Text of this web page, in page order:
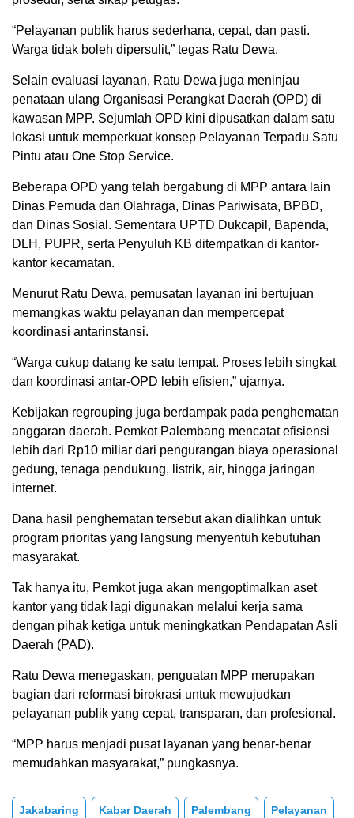
“Pelayanan publik harus sederhana, cepat, dan pasti.
Warga tidak boleh dipersulit,” tegas Ratu Dewa.
Selain evaluasi layanan, Ratu Dewa juga meninjau
penataan ulang Organisasi Perangkat Daerah (OPD) di
kawasan MPP. Sejumlah OPD kini dipusatkan dalam satu
lokasi untuk memperkuat konsep Pelayanan Terpadu Satu
Pintu atau One Stop Service.
Beberapa OPD yang telah bergabung di MPP antara lain
Dinas Pemuda dan Olahraga, Dinas Pariwisata, BPBD,
dan Dinas Sosial. Sementara UPTD Dukcapil, Bapenda,
DLH, PUPR, serta Penyuluh KB ditempatkan di kantor-
kantor kecamatan.
Menurut Ratu Dewa, pemusatan layanan ini bertujuan
memangkas waktu pelayanan dan mempercepat
koordinasi antarinstansi.
“Warga cukup datang ke satu tempat. Proses lebih singkat
dan koordinasi antar-OPD lebih efisien,” ujarnya.
Kebijakan regrouping juga berdampak pada penghematan
anggaran daerah. Pemkot Palembang mencatat efisiensi
lebih dari Rp10 miliar dari pengurangan biaya operasional
gedung, tenaga pendukung, listrik, air, hingga jaringan
internet.
Dana hasil penghematan tersebut akan dialihkan untuk
program prioritas yang langsung menyentuh kebutuhan
masyarakat.
Tak hanya itu, Pemkot juga akan mengoptimalkan aset
kantor yang tidak lagi digunakan melalui kerja sama
dengan pihak ketiga untuk meningkatkan Pendapatan Asli
Daerah (PAD).
Ratu Dewa menegaskan, penguatan MPP merupakan
bagian dari reformasi birokrasi untuk mewujudkan
pelayanan publik yang cepat, transparan, dan profesional.
“MPP harus menjadi pusat layanan yang benar-benar
memudahkan masyarakat,” pungkasnya.
Jakabaring Kabar Daerah Palembang Pelayanan